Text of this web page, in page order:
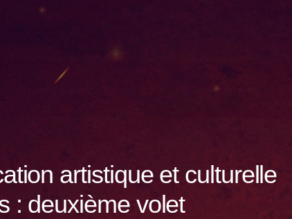
artistique et culturelle
: deuxième volet